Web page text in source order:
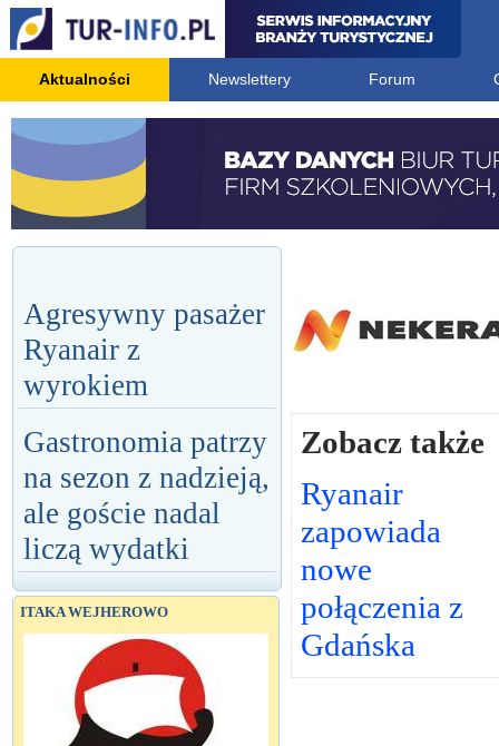
Aktualności Newslettery Forum
Agresywny pasażer
Ryanair z
wyrokiem
Gastronomia patrzy
na sezon z nadzieją,
ale goście nadal
liczą wydatki
ITAKA WEJHEROWO
Zobacz także
Ryanair
zapowiada
nowe
połączenia z
Gdańska